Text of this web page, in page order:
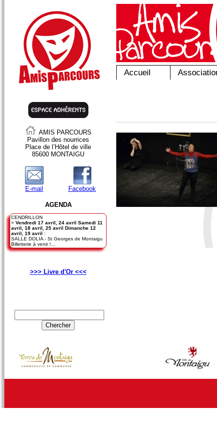
Accueil
AMIS PARCOURS
Pavillon des nourrices
Place de l’Hôtel de ville
85600 MONTAIGU
E-mail Facebook
AGENDA
CENDRILLON
> Vendredi 17 avril, 24 avril Samedi 11
avril, 18 avril, 25 avril Dimanche 12
avril, 19 avril :
SALLE DOLIA - St Georges de Montaigu
Billetterie à venir !...
>>> Livre d'Or <<<